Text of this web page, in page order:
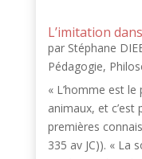
L’imitation
par Stéphane
Pédagogie,
« L’homme est
animaux, et c’est
premières
335 av JC)). « La